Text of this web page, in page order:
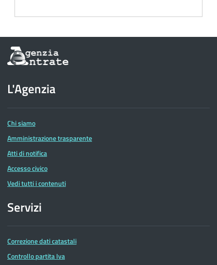
Informazioni
sul
dell'Agenzia
delle
Entrate
L'Agenzia
Chi siamo
Amministrazione trasparente
Atti di notifica
Accesso civico
Vedi tutti i contenuti
Servizi
Correzione dati catastali
Controllo partita Iva